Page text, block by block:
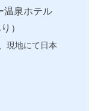
温泉ホテル
）
現地にて日本